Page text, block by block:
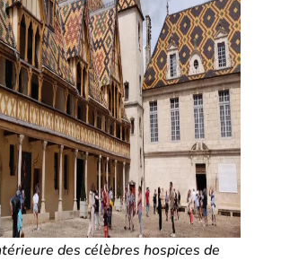
des célèbres hospices de